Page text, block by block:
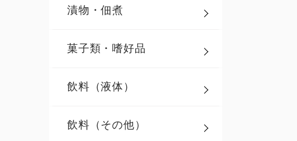
漬物・佃煮
菓子類・嗜好品
飲料（液体）
飲料（その他）